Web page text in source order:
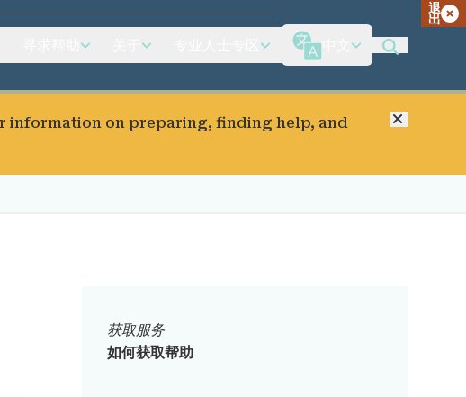
退
出
information on preparing, finding help, and
关闭
获取服务
如何获取帮助